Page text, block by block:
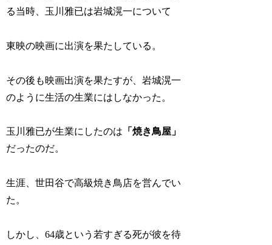
る当時、玉川雅已は岩城滉一について
東映の映画に出演を果たしている。
その後も映画出演を果たすが、岩城滉一
のように生活の生業にはしなかった。
玉川雅已が生業にしたのは 「焼き鳥屋」
だったのだ。
生涯、世田谷で高級焼き鳥店を営んでい
た。
しかし、64歳という若すぎる死が彼を待